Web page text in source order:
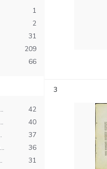
1
2
31
209
66
42
40
37
36
31
3